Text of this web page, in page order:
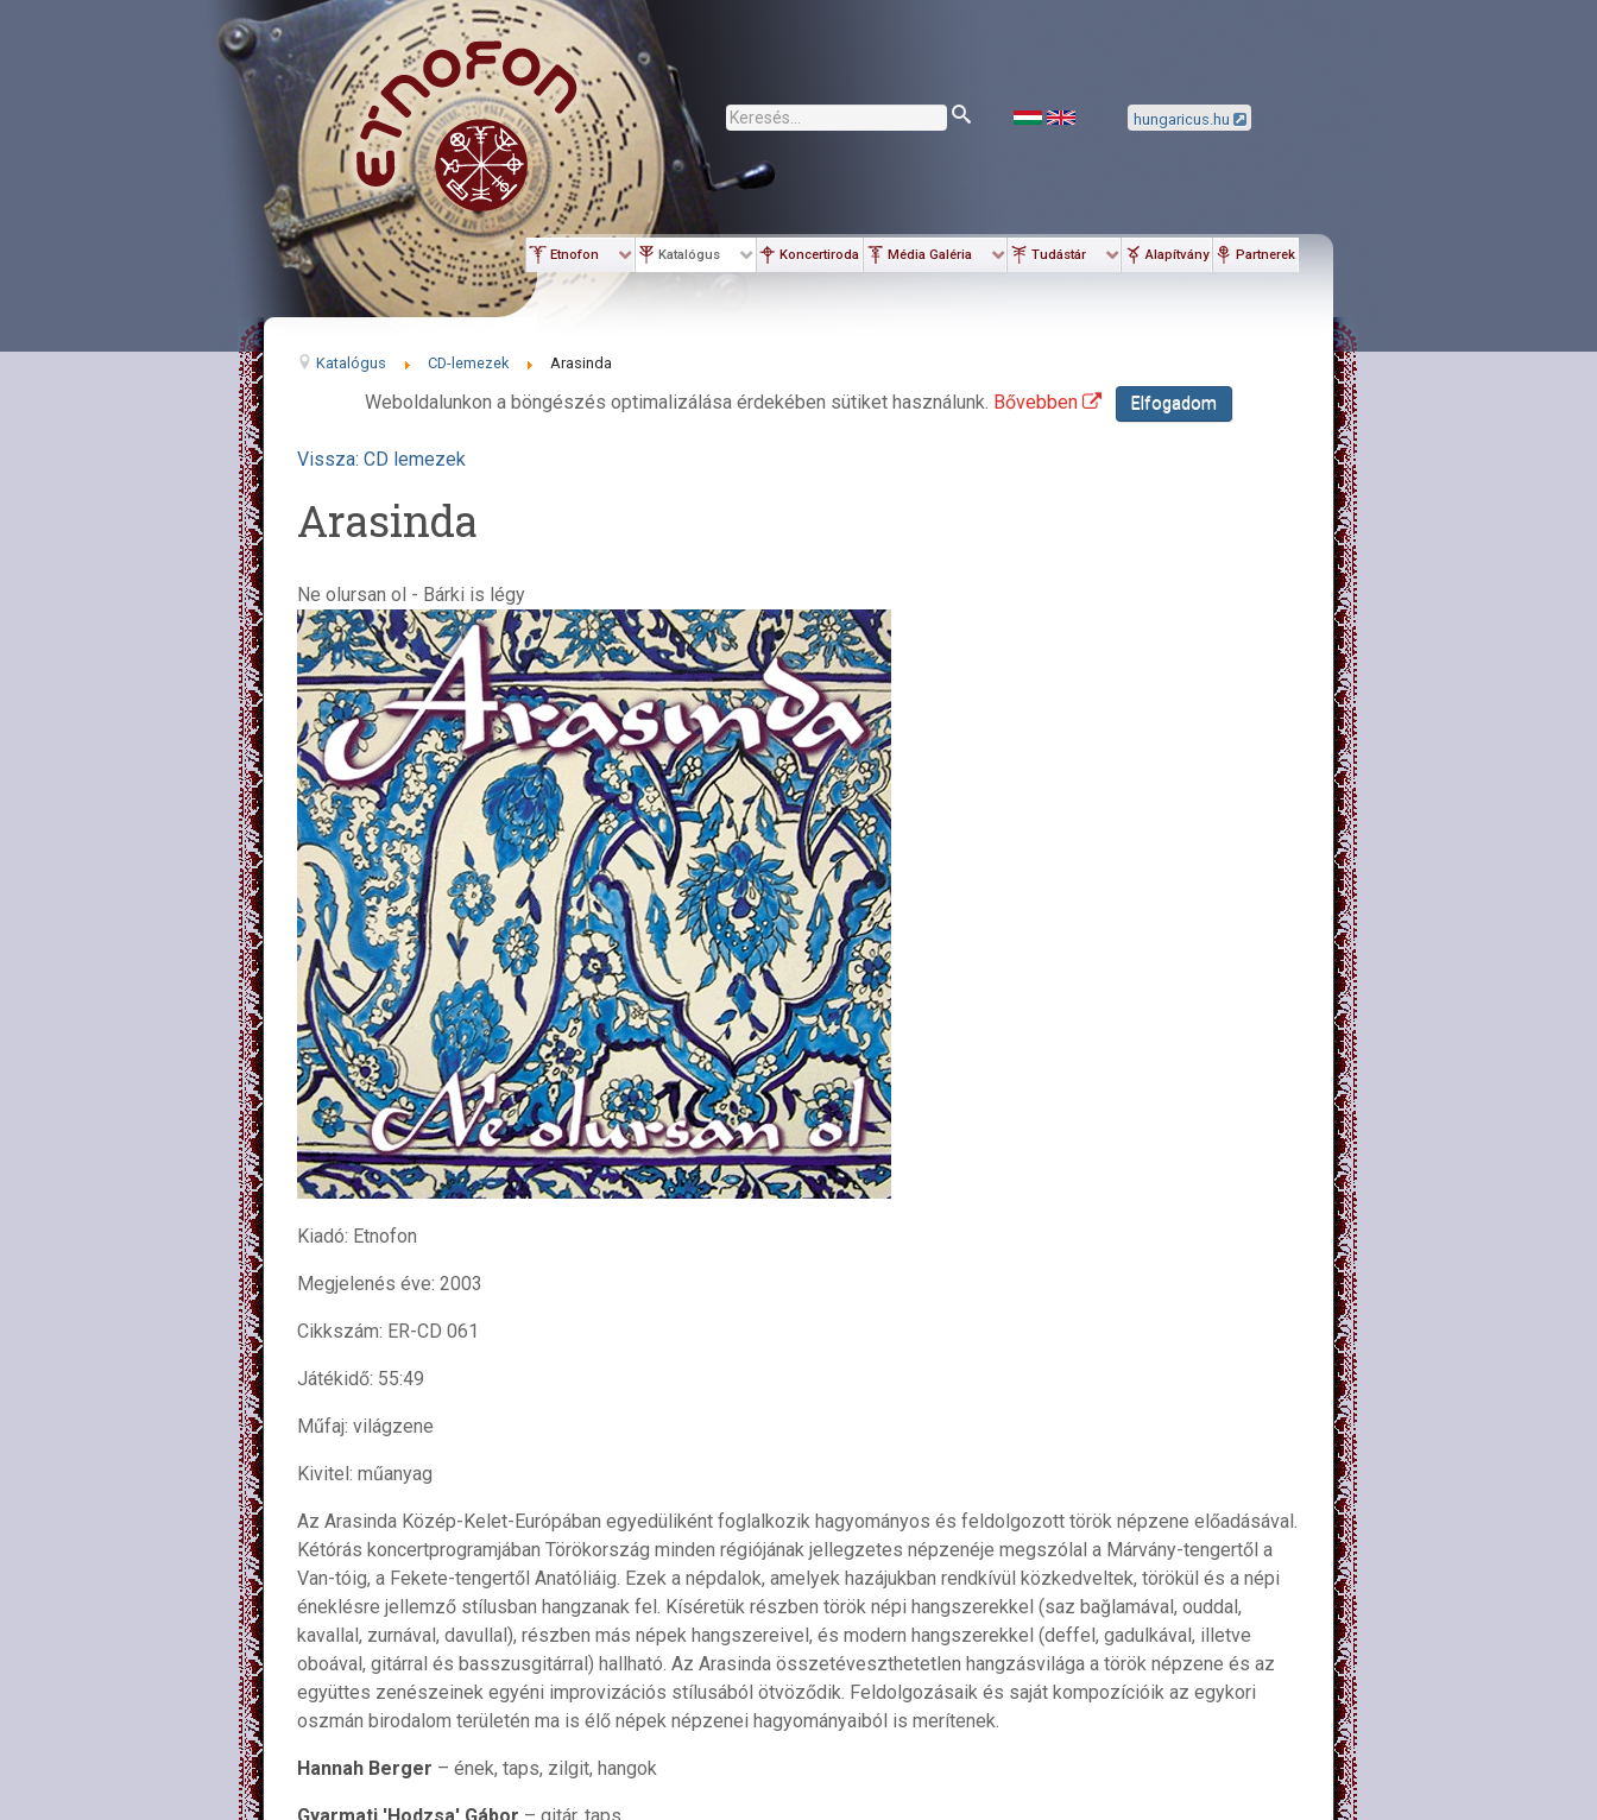
Keresés... hungaricus.hu
Etnofon Katalógus Koncertiroda Média Galéria Tudástár Alapítvány Partnerek
Katalógus CD-lemezek Arasinda
Weboldalunkon a böngészés optimalizálása érdekében sütiket használunk. Bővebben Elfogadom
Vissza: CD lemezek
Arasinda
Ne olursan ol - Bárki is légy
Kiadó: Etnofon
Megjelenés éve: 2003
Cikkszám: ER-CD 061
Játékidő: 55:49
Műfaj: világzene
Kivitel: műanyag
Az Arasinda Közép-Kelet-Európában egyedüliként foglalkozik hagyományos és feldolgozott török népzene előadásával.
Kétórás koncertprogramjában Törökország minden régiójának jellegzetes népzenéje megszólal a Márvány-tengertől a
Van-tóig, a Fekete-tengertől Anatóliáig. Ezek a népdalok, amelyek hazájukban rendkívül közkedveltek, törökül és a népi
éneklésre jellemző stílusban hangzanak fel. Kíséretük részben török népi hangszerekkel (saz bağlamával, ouddal,
kavallal, zurnával, davullal), részben más népek hangszereivel, és modern hangszerekkel (deffel, gadulkával, illetve
oboával, gitárral és basszusgitárral) hallható. Az Arasinda összetéveszthetetlen hangzásvilága a török népzene és az
együttes zenészeinek egyéni improvizációs stílusából ötvöződik. Feldolgozásaik és saját kompozícióik az egykori
oszmán birodalom területén ma is élő népek népzenei hagyományaiból is merítenek.
Hannah Berger – ének, taps, zilgit, hangok